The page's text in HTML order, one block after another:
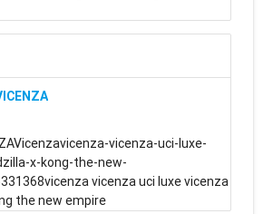
vicenza-uci-luxe-
x-kong-the-new-
vicenza uci luxe vicenza
the new empire